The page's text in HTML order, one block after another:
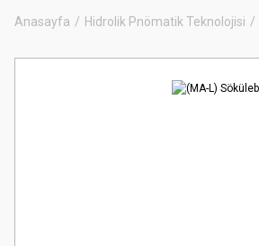
Anasayfa Hidrolik Pnömatik Teknolojisi